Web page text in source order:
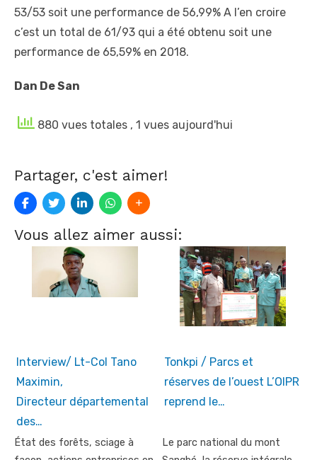
53/53 soit une performance de 56,99% A l’en croire
c’est un total de 61/93 qui a été obtenu soit une
performance de 65,59% en 2018.
Dan De San
880 vues totales , 1 vues aujourd'hui
Partager, c'est aimer!
Vous allez aimer aussi:
Interview/ Lt-Col Tano
Maximin,
Directeur départemental
des…
État des forêts, sciage à
Tonkpi / Parcs et
réserves de l’ouest L’OIPR
reprend le…
Le parc national du mont